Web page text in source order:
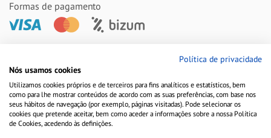
Formas de pagamento
Política de privacidade
Nós usamos cookies
Utilizamos cookies próprios e de terceiros para fins analíticos e estatísticos, bem
como para lhe mostrar conteúdos de acordo com as suas preferências, com base nos
seus hábitos de navegação (por exemplo, páginas visitadas). Pode selecionar os
cookies que pretende aceitar, bem como aceder a informações sobre a nossa Política
de Cookies, acedendo às definições.